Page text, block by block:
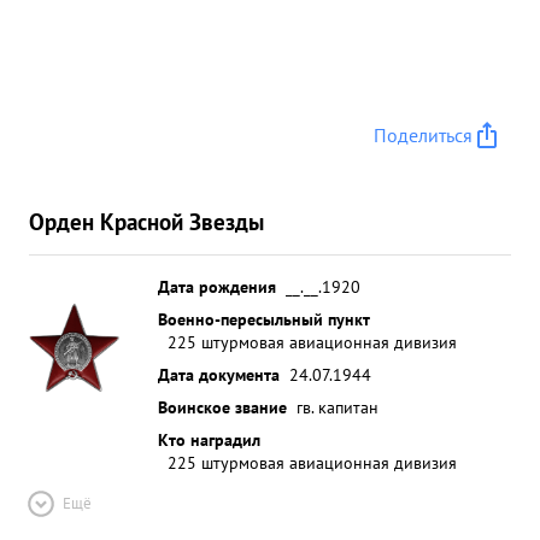
Поделиться
Орден Красной Звезды
Дата рождения
__.__.1920
Военно-пересыльный пункт
225 штурмовая авиационная дивизия
Дата документа 24.07.1944
Воинское звание гв. капитан
Кто наградил
225 штурмовая авиационная дивизия
Ещё